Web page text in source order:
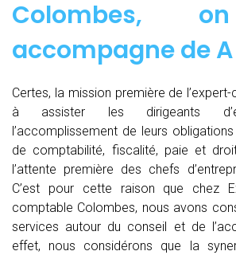
Colombes,
accompagne de
Certes, la mission première de
à assister les dirigeants
l’accomplissement de leurs
de comptabilité, fiscalité, paie et
l’attente première des chefs
C’est pour cette raison que chez
comptable Colombes, nous avons
services autour du conseil et de
effet, nous considérons que la